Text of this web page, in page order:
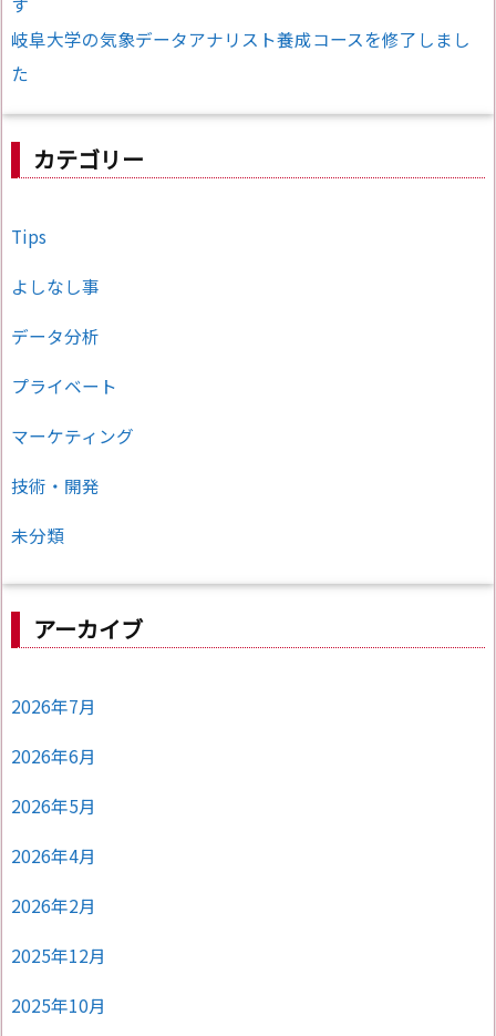
す
岐阜大学の気象データアナリスト養成コースを修了しまし
た
カテゴリー
Tips
よしなし事
データ分析
プライベート
マーケティング
技術・開発
未分類
アーカイブ
2026年7月
2026年6月
2026年5月
2026年4月
2026年2月
2025年12月
2025年10月